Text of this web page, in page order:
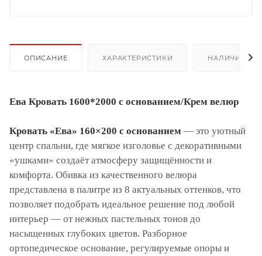
ОПИСАНИЕ ХАРАКТЕРИСТИКИ НАЛИЧИЕ
Ева Кровать 1600*2000 с основанием/Крем велюр
Кровать «Ева» 160×200 с основанием — это уютный
центр спальни, где мягкое изголовье с декоративными
«ушками» создаёт атмосферу защищённости и
комфорта. Обивка из качественного велюра
представлена в палитре из 8 актуальных оттенков, что
позволяет подобрать идеальное решение под любой
интерьер — от нежных пастельных тонов до
насыщенных глубоких цветов. Разборное
ортопедическое основание, регулируемые опоры и